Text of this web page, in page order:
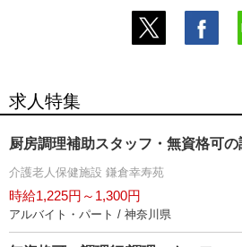
求人特集
厨房調理補助スタッフ・無資格可
介護老人保健施設 鎌倉幸寿苑
時給1,225円～1,300円
アルバイト・パート / 神奈川県